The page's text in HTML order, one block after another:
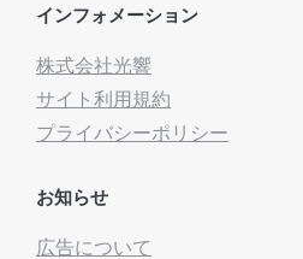
インフォメーション
株式会社光響
サイト利用規約
プライバシーポリシー
お知らせ
広告について